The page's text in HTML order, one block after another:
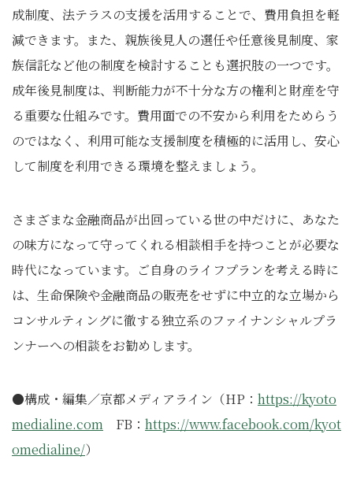
成制度、法テラスの支援を活用することで、費用負担を軽
減できます。また、親族後見人の選任や任意後見制度、家
族信託など他の制度を検討することも選択肢の一つです。
成年後見制度は、判断能力が不十分な方の権利と財産を守
る重要な仕組みです。費用面での不安から利用をためらう
のではなく、利用可能な支援制度を積極的に活用し、安心
して制度を利用できる環境を整えましょう。
さまざまな金融商品が出回っている世の中だけに、あなた
の味方になって守ってくれる相談相手を持つことが必要な
時代になっています。ご自身のライフプランを考える時に
は、生命保険や金融商品の販売をせずに中立的な立場から
コンサルティングに徹する独立系のファイナンシャルプラ
ンナーへの相談をお勧めします。
●構成・編集／京都メディアライン（HP： https://kyoto
medialine.com FB： https://www.facebook.com/kyot
omedialine/）